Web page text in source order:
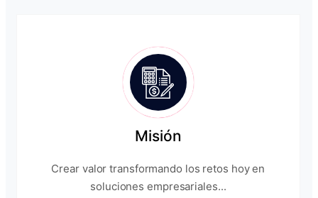
Misión
Crear valor transformando los retos hoy en
soluciones empresariales...